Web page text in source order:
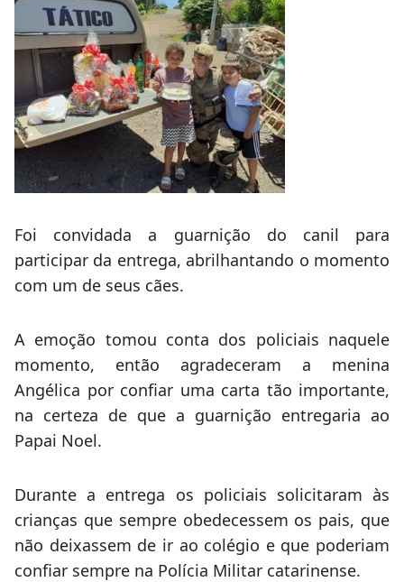
Foi convidada a guarnição do canil para
participar da entrega, abrilhantando o momento
com um de seus cães.
A emoção tomou conta dos policiais naquele
momento, então agradeceram a menina
Angélica por confiar uma carta tão importante,
na certeza de que a guarnição entregaria ao
Papai Noel.
Durante a entrega os policiais solicitaram às
crianças que sempre obedecessem os pais, que
não deixassem de ir ao colégio e que poderiam
confiar sempre na Polícia Militar catarinense.